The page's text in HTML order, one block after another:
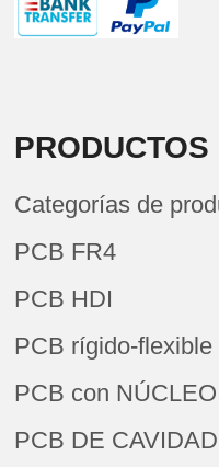
PRODUCTOS
Categorías de
PCB FR4
PCB HDI
PCB rígido-flexible
PCB con
PCB DE